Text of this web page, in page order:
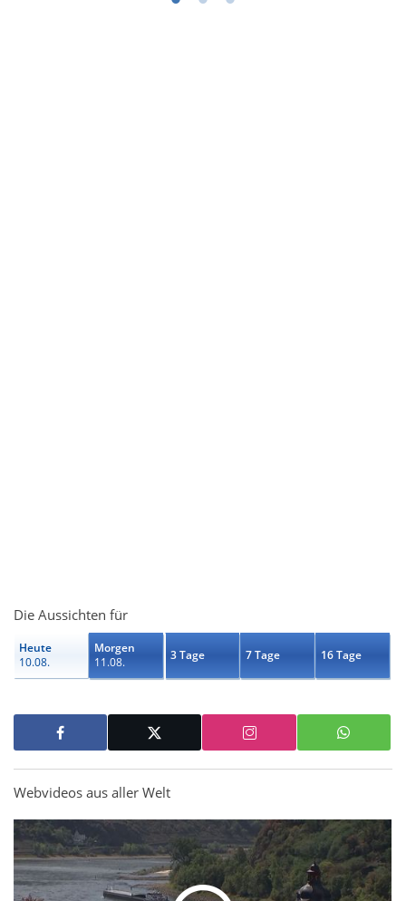
Die Aussichten für
Heute
10.08.
Morgen
11.08.
3 Tage 7 Tage 16 Tage
Webvideos aus aller Welt